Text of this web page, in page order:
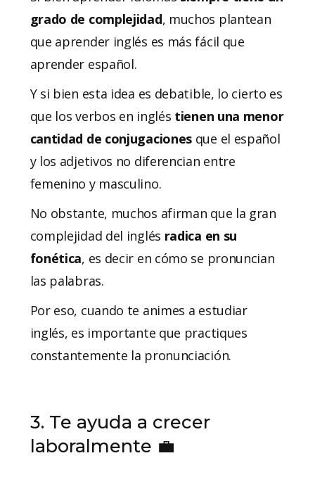
grado de complejidad, muchos plantean
que aprender inglés es más fácil que
aprender español.
Y si bien esta idea es debatible, lo cierto es
que los verbos en inglés tienen una menor
cantidad de conjugaciones que el español
y los adjetivos no diferencian entre
femenino y masculino.
No obstante, muchos afirman que la gran
complejidad del inglés radica en su
fonética, es decir en cómo se pronuncian
las palabras.
Por eso, cuando te animes a estudiar
inglés, es importante que practiques
constantemente la pronunciación.
3. Te ayuda a crecer
laboralmente 💼